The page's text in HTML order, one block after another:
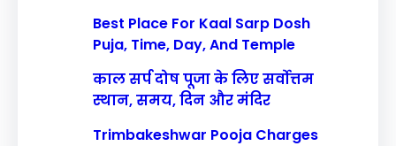
Best Place For Kaal Sarp Dosh
Puja, Time, Day, And Temple
काल सर्प दोष पूजा के लिए सर्वोत्तम
स्थान, समय, दिन और मंदिर
Trimbakeshwar Pooja Charges